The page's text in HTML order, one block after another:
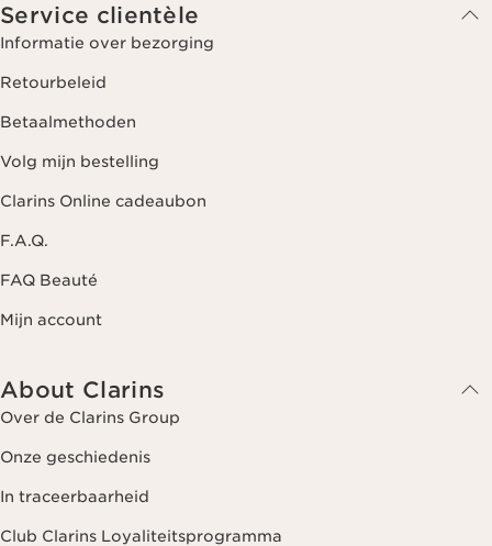
Service clientèle
Informatie over bezorging
Retourbeleid
Betaalmethoden
Volg mijn bestelling
Clarins Online cadeaubon
F.A.Q.
FAQ Beauté
Mijn account
About Clarins
Over de Clarins Group
Onze geschiedenis
In traceerbaarheid
Club Clarins Loyaliteitsprogramma